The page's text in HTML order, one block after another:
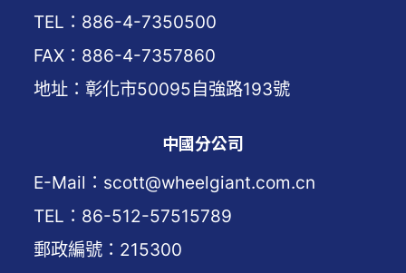
TEL：886-4-7350500
FAX：886-4-7357860
地址：彰化市50095自強路193號
中國分公司
E-Mail：scott@wheelgiant.com.cn
TEL：86-512-57515789
郵政編號：215300